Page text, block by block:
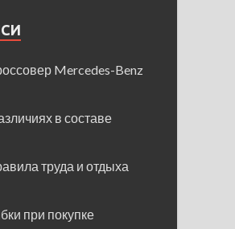
Mercedes-Benz
в составе
труда и отдыха
при покупке